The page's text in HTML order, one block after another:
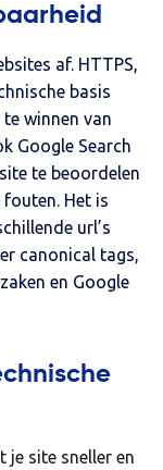
af. HTTPS,
basis
winnen van
Google Search
te beoordelen
Het is
url’s
canonical tags,
en Google
je site sneller en